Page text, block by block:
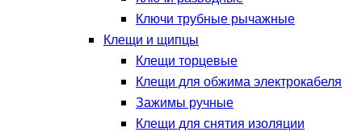
Ключи трубные рычажные
Клещи и щипцы
Клещи торцевые
Клещи для обжима электрокабеля
Зажимы ручные
Клещи для снятия изоляции